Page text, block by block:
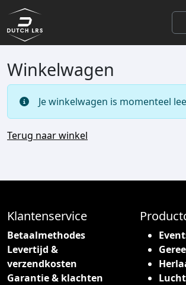
Skip to content
Skip to footer
Winkelwagen
Je winkelwagen is momenteel
Terug naar winkel
Klantenservice
Betaalmethodes
Levertijd &
verzendkosten
Garantie & klachten